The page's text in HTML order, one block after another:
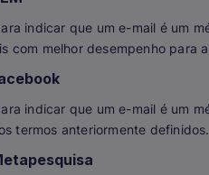
indicar que um e-mail é um
com melhor desempenho para
indicar que um e-mail é um
termos anteriormente definidos.